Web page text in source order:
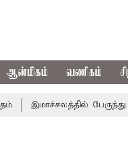
ஆன்மிகம் வணிகம்
இமாச்சலத்தில் பேருந்து